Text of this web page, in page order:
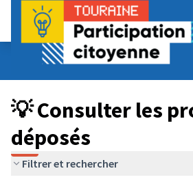
Budget Participatif JEUNESSE 2024
💡 Consulter les projets déposés
💡 Consulter les
déposés
Filtrer et rechercher